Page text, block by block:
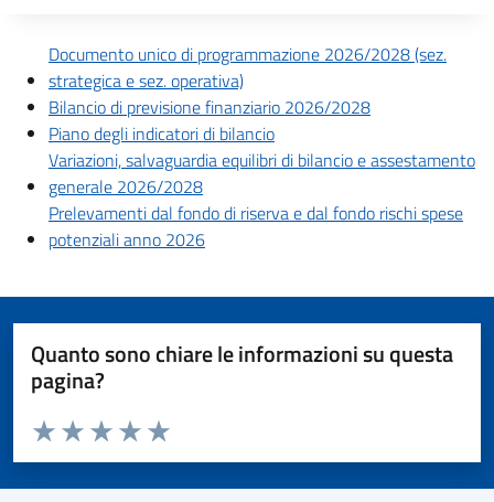
Descrizione completa
Documento unico di programmazione 2026/2028 (sez.
strategica e sez. operativa)
Bilancio di previsione finanziario 2026/2028
Piano degli indicatori di bilancio
Variazioni, salvaguardia equilibri di bilancio e assestamento
generale 2026/2028
Prelevamenti dal fondo di riserva e dal fondo rischi spese
potenziali anno 2026
Quanto sono chiare le informazioni su questa
pagina?
Valuta da 1 a 5 stelle la pagina
Valuta 5 stelle su 5
Valuta 4 stelle su 5
Valuta 3 stelle su 5
Valuta 2 stelle su 5
Valuta 1 stelle su 5